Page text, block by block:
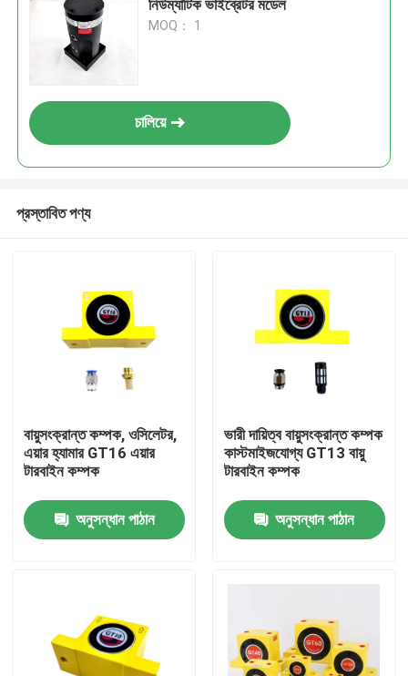
ভিডিও
নিউম্যাটিক ভাইব্রেটর মডেল
MOQ： 1
চালিয়ে
প্রস্তাবিত পণ্য
বায়ুসংক্রান্ত কম্পক, ওসিলেটর,
এয়ার হ্যামার GT16 এয়ার
টারবাইন কম্পক
অনুসন্ধান পাঠান
ভারী দায়িত্ব বায়ুসংক্রান্ত কম্পক
কাস্টমাইজযোগ্য GT13 বায়ু
টারবাইন কম্পক
অনুসন্ধান পাঠান